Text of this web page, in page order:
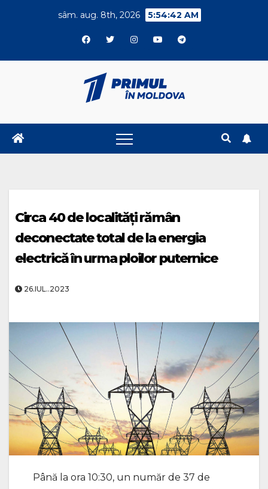
sâm. aug. 8th, 2026 5:54:42 AM
Circa 40 de localități rămân
deconectate total de la energia
electrică în urma ploilor puternice
26.IUL..2023
Până la ora 10:30, un număr de 37 de